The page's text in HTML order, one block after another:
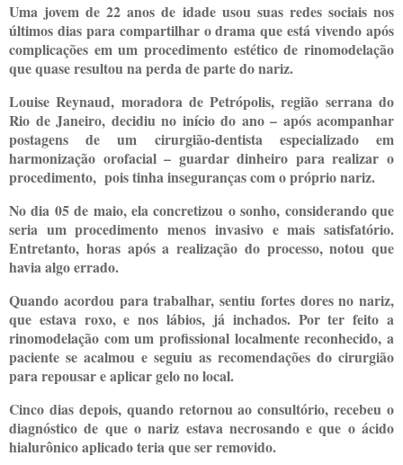
Uma jovem de 22 anos de idade usou suas redes sociais nos
últimos dias para compartilhar o drama que está vivendo após
complicações em um procedimento estético de rinomodelação
que quase resultou na perda de parte do nariz.
Louise Reynaud, moradora de Petrópolis, região serrana do
Rio de Janeiro, decidiu no início do ano – após acompanhar
postagens de um cirurgião-dentista especializado em
harmonização orofacial – guardar dinheiro para realizar o
procedimento, pois tinha inseguranças com o próprio nariz.
No dia 05 de maio, ela concretizou o sonho, considerando que
seria um procedimento menos invasivo e mais satisfatório.
Entretanto, horas após a realização do processo, notou que
havia algo errado.
Quando acordou para trabalhar, sentiu fortes dores no nariz,
que estava roxo, e nos lábios, já inchados. Por ter feito a
rinomodelação com um profissional localmente reconhecido, a
paciente se acalmou e seguiu as recomendações do cirurgião
para repousar e aplicar gelo no local.
Cinco dias depois, quando retornou ao consultório, recebeu o
diagnóstico de que o nariz estava necrosando e que o ácido
hialurônico aplicado teria que ser removido.